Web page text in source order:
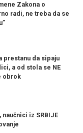
Zakona o
radi, ne treba da se
prestanu da sipaju
a od stola se NE
obrok
iz SRBIJE